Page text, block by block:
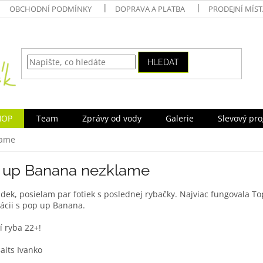
OBCHODNÍ PODMÍNKY DOPRAVA A PLATBA PRODEJNÍ
HLEDAT
Team Zprávy od vody Galerie Slevový
up Banana nezklame
posielam par fotiek s poslednej rybačky. Najviac fungovala
s pop up Banana.
ryba 22+!
Ivanko